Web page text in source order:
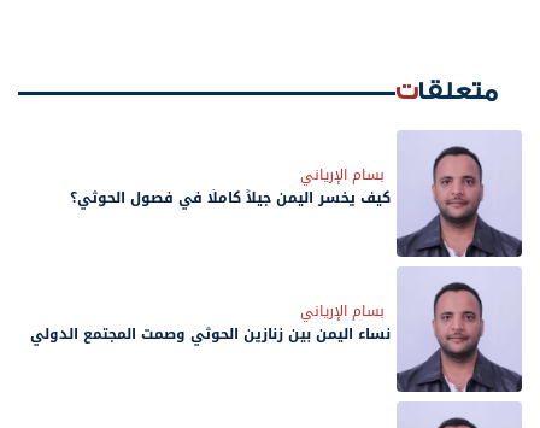
متعلقات
بسام الإرياني
كيف يخسر اليمن جيلاً كاملًا في فصول الحوثي؟
بسام الإرياني
نساء اليمن بين زنازين الحوثي وصمت المجتمع الدولي